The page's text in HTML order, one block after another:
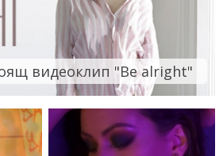
видеоклип "Be alright"